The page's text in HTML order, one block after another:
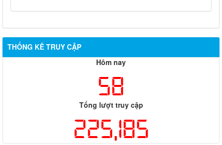
THỐNG KÊ TRUY CẬP
Hôm nay
58
Tổng lượt truy cập
225,185